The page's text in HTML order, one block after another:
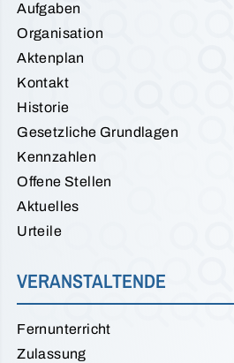
Aufgaben
Organisation
Aktenplan
Kontakt
Historie
Gesetzliche Grundlagen
Kennzahlen
Offene Stellen
Aktuelles
Urteile
VERANSTALTENDE
Fernunterricht
Zulassung